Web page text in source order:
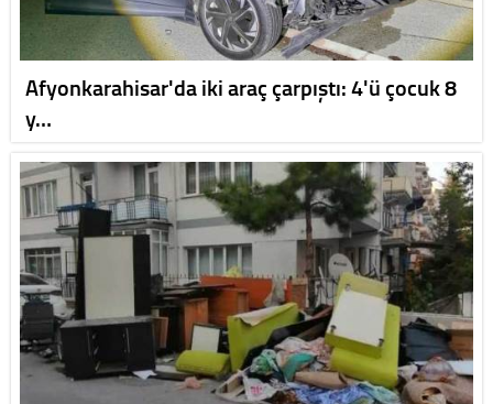
Afyonkarahisar'da iki araç çarpıştı: 4'ü çocuk 8
y…